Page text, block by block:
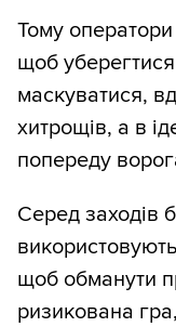
Тому
щоб
маскуватися,
хитрощів, а в
попереду
Серед заходів
щоб обманути
ризикована